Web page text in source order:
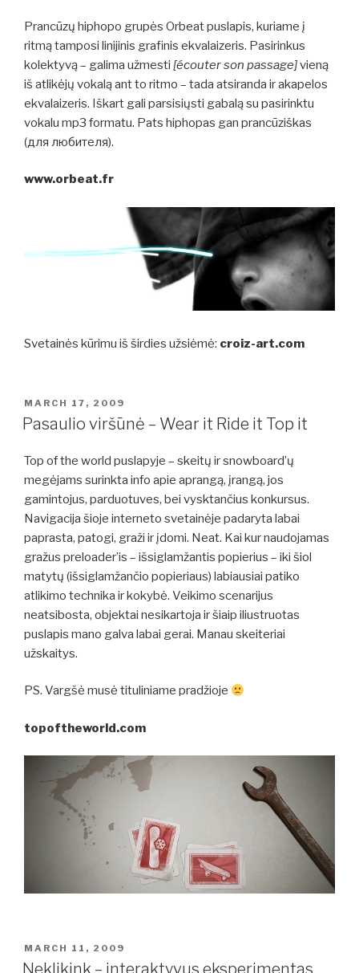
Prancūzų hiphopo grupės Orbeat puslapis, kuriame į
ritmą tamposi linijinis grafinis ekvalaizeris. Pasirinkus
kolektyvą – galima užmesti [écouter son passage]vieną
iš atlikėjų vokalą ant to ritmo – tada atsiranda ir akapelos
ekvalaizeris. Iškart gali parsisiųsti gabalą su pasirinktu
vokalu mp3 formatu. Pats hiphopas gan prancūziškas
(для любителя).
www.orbeat.fr
Svetainės kūrimu iš širdies užsiėmė: croiz-art.com
POSTED
ON
MARCH 17, 2009
Pasaulio viršūnė – Wear it Ride it Top it
Top of the world puslapyje – skeitų ir snowboard’ų
megėjams surinkta info apie aprangą, įrangą, jos
gamintojus, parduotuves, bei vysktančius konkursus.
Navigacija šioje interneto svetainėje padaryta labai
paprasta, patogi, graži ir įdomi. Neat. Kai kur naudojamas
gražus preloader’is – išsiglamžantis popierius – iki šiol
matytų (išsiglamžančio popieriaus) labiausiai patiko
atlikimo technika ir kokybė. Veikimo scenarijus
neatsibosta, objektai nesikartoja ir šiaip iliustruotas
puslapis mano galva labai gerai. Manau skeiteriai
užskaitys.
PS. Vargšė musė tituliniame pradžioje
topoftheworld.com
POSTED
ON
MARCH 11, 2009
Neklikink – interaktyvus eksperimentas